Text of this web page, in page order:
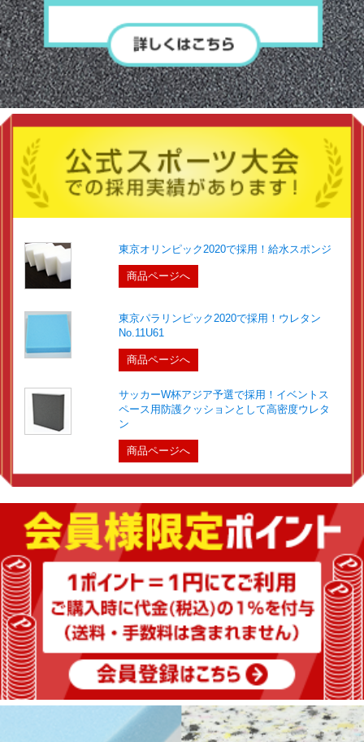
東京オリンピック2020で採用！給水スポンジ
商品ページへ
東京パラリンピック2020で採用！ウレタン
No.11U61
商品ページへ
サッカーW杯アジア予選で採用！イベントス
ペース用防護クッションとして高密度ウレタ
ン
商品ページへ